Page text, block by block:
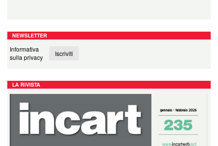
NEWSLETTER
Informativa
sulla privacy
Iscriviti
LA RIVISTA